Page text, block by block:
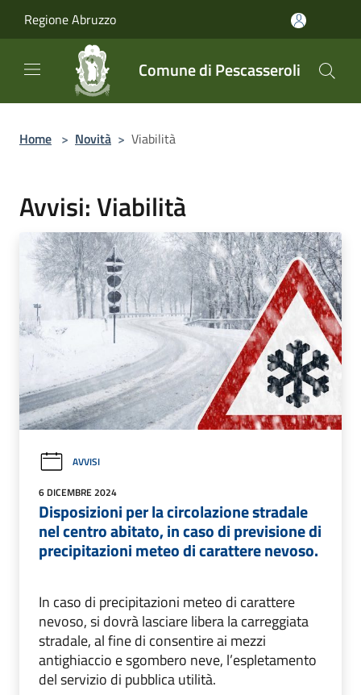
Regione Abruzzo
Comune di Pescasseroli
Home > Novità > Viabilità
Avvisi: Viabilità
AVVISI
6 DICEMBRE 2024
Disposizioni per la circolazione stradale
nel centro abitato, in caso di previsione di
precipitazioni meteo di carattere nevoso.
In caso di precipitazioni meteo di carattere
nevoso, si dovrà lasciare libera la carreggiata
stradale, al fine di consentire ai mezzi
antighiaccio e sgombero neve, l’espletamento
del servizio di pubblica utilità.